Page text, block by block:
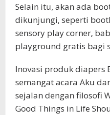
Selain itu, akan ada
dikunjungi, seperti
sensory play corner,
playground gratis bagi
Inovasi produk diapers
semangat acara Aku
sejalan dengan filosofi
Good Things in Life